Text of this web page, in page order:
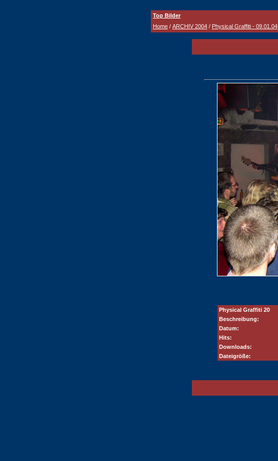
Top Bilder
Home / ARCHIV 2004 / Physical Graffiti - 09.01.04
Physical Graffiti 20
Beschreibung:
Datum:
Hits:
Downloads:
Dateigröße: